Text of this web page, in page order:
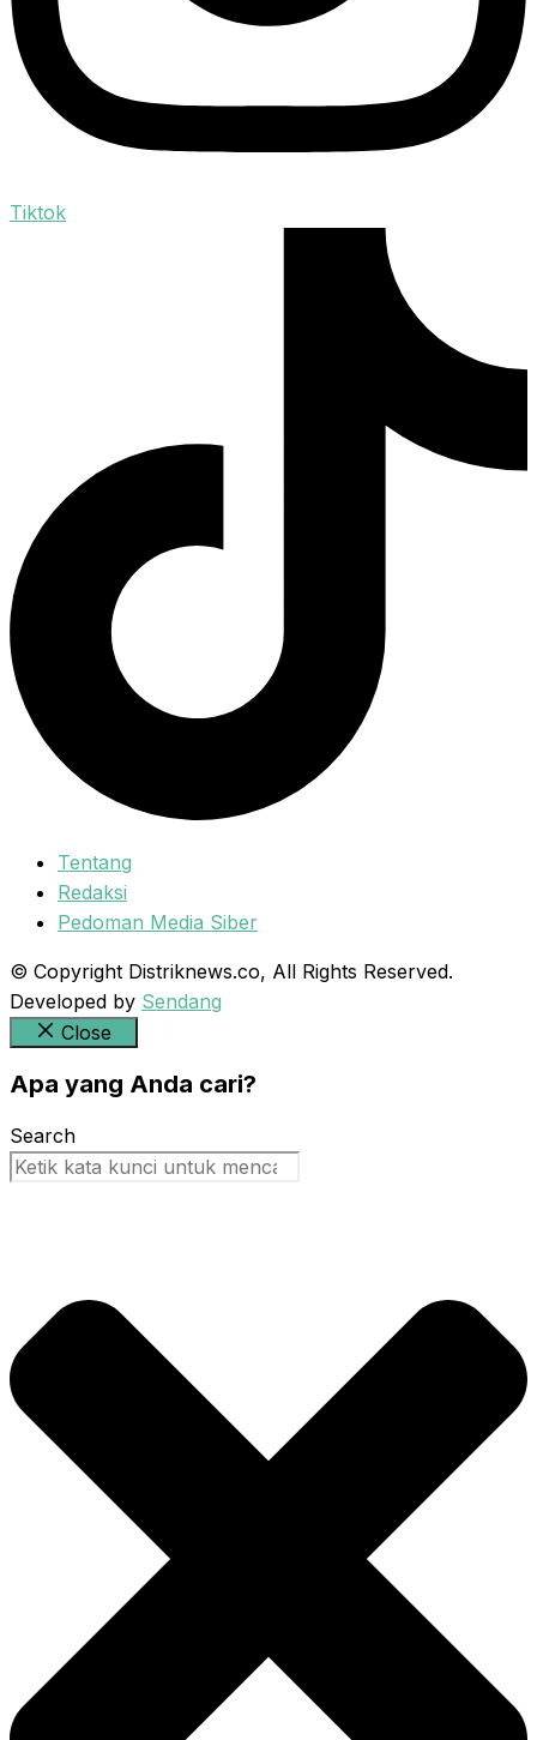
Tiktok
Tentang
Redaksi
Pedoman Media Siber
© Copyright Distriknews.co, All Rights Reserved.
Developed by Sendang
Close
Apa yang Anda cari?
Search